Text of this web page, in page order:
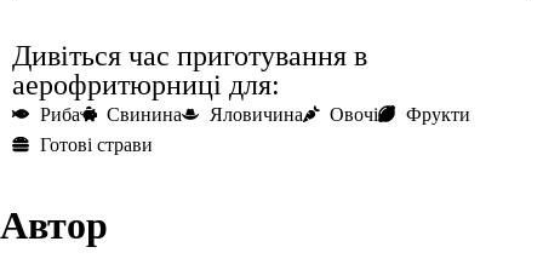
Дивіться час приготування в
аерофритюрниці для:
Риба Свинина Яловичина Овочі
Фрукти
Готові страви
Автор